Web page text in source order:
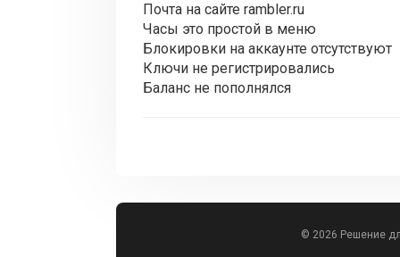
Почта на сайте rambler.ru
Часы это простой в меню
Блокировки на аккаунте отсутствуют
Ключи не регистрировались
Баланс не пополнялся
© 2026 Решение